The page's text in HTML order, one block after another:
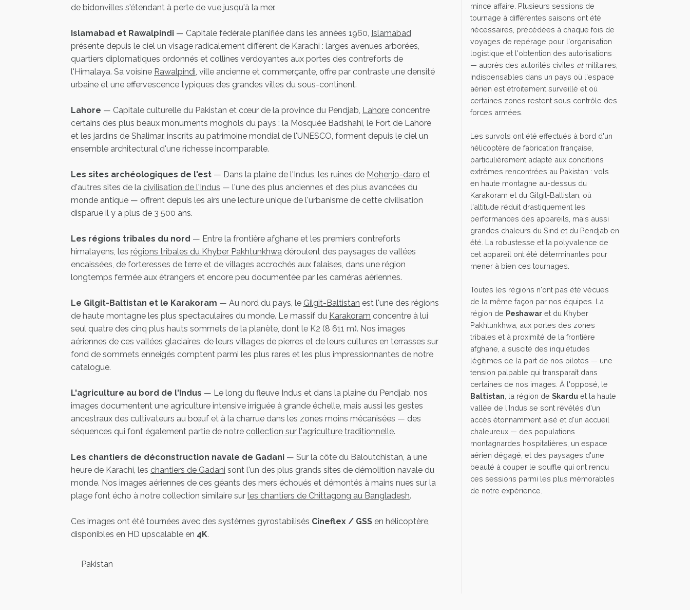
de bidonvilles s'étendant à perte de vue jusqu'à la mer.
Islamabad et Rawalpindi — Capitale fédérale planifiée dans les années 1960, Islamabad
présente depuis le ciel un visage radicalement différent de Karachi : larges avenues arborées,
quartiers diplomatiques ordonnés et collines verdoyantes aux portes des contreforts de
l'Himalaya. Sa voisine Rawalpindi, ville ancienne et commerçante, offre par contraste une densité
urbaine et une effervescence typiques des grandes villes du sous-continent.
Lahore — Capitale culturelle du Pakistan et cœur de la province du Pendjab, Lahore concentre
certains des plus beaux monuments moghols du pays : la Mosquée Badshahi, le Fort de Lahore
et les jardins de Shalimar, inscrits au patrimoine mondial de l'UNESCO, forment depuis le ciel un
ensemble architectural d'une richesse incomparable.
Les sites archéologiques de l'est — Dans la plaine de l'Indus, les ruines de Mohenjo-daro et
d'autres sites de la civilisation de l'Indus — l'une des plus anciennes et des plus avancées du
monde antique — offrent depuis les airs une lecture unique de l'urbanisme de cette civilisation
disparue il y a plus de 3 500 ans.
Les régions tribales du nord — Entre la frontière afghane et les premiers contreforts
himalayens, les régions tribales du Khyber Pakhtunkhwa déroulent des paysages de vallées
encaissées, de forteresses de terre et de villages accrochés aux falaises, dans une région
longtemps fermée aux étrangers et encore peu documentée par les caméras aériennes.
Le Gilgit-Baltistan et le Karakoram — Au nord du pays, le Gilgit-Baltistan est l'une des régions
de haute montagne les plus spectaculaires du monde. Le massif du Karakoram concentre à lui
seul quatre des cinq plus hauts sommets de la planète, dont le K2 (8 611 m). Nos images
aériennes de ces vallées glaciaires, de leurs villages de pierres et de leurs cultures en terrasses sur
fond de sommets enneigés comptent parmi les plus rares et les plus impressionnantes de notre
catalogue.
L'agriculture au bord de l'Indus — Le long du fleuve Indus et dans la plaine du Pendjab, nos
images documentent une agriculture intensive irriguée à grande échelle, mais aussi les gestes
ancestraux des cultivateurs au bœuf et à la charrue dans les zones moins mécanisées — des
séquences qui font également partie de notre collection sur l'agriculture traditionnelle.
Les chantiers de déconstruction navale de Gadani — Sur la côte du Baloutchistan, à une
heure de Karachi, les chantiers de Gadani sont l'un des plus grands sites de démolition navale du
monde. Nos images aériennes de ces géants des mers échoués et démontés à mains nues sur la
plage font écho à notre collection similaire sur les chantiers de Chittagong au Bangladesh.
Ces images ont été tournées avec des systèmes gyrostabilisés Cineflex / GSS en hélicoptère,
disponibles en HD upscalable en 4K.
Pakistan
mince affaire. Plusieurs sessions de
tournage à différentes saisons ont été
nécessaires, précédées à chaque fois de
voyages de repérage pour l'organisation
logistique et l'obtention des autorisations
— auprès des autorités civiles etmilitaires,
indispensables dans un pays où l'espace
aérien est étroitement surveillé et où
certaines zones restent sous contrôle des
forces armées.
Les survols ont été effectués à bord d'un
hélicoptère de fabrication française,
particulièrement adapté aux conditions
extrêmes rencontrées au Pakistan : vols
en haute montagne au-dessus du
Karakoram et du Gilgit-Baltistan, où
l'altitude réduit drastiquement les
performances des appareils, mais aussi
grandes chaleurs du Sind et du Pendjab en
été. La robustesse et la polyvalence de
cet appareil ont été déterminantes pour
mener à bien ces tournages.
Toutes les régions n'ont pas été vécues
de la même façon par nos équipes. La
région de Peshawaret du Khyber
Pakhtunkhwa, aux portes des zones
tribales et à proximité de la frontière
afghane, a suscité des inquiétudes
légitimes de la part de nos pilotes — une
tension palpable qui transparaît dans
certaines de nos images. À l'opposé, le
Baltistan , la région de Skarduet la haute
vallée de l'Indus se sont révélés d'un
accès étonnamment aisé et d'un accueil
chaleureux — des populations
montagnardes hospitalières, un espace
aérien dégagé, et des paysages d'une
beauté à couper le souffle qui ont rendu
ces sessions parmi les plus mémorables
de notre expérience.